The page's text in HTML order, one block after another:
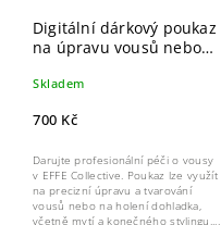
Digitální dárkový poukaz
na úpravu vousů nebo
Skladem
700 Kč
Darujte profesionální péči o vousy
v EFFE Collective. Poukaz lze využít
na precizní úpravu a tvarování
vousů nebo na holení dohladka,
včetně mytí a konečného stylingu....